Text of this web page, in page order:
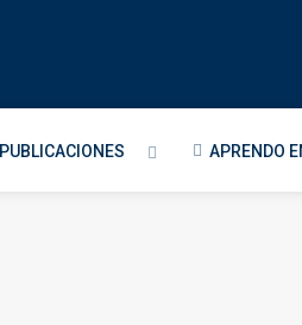
PUBLICACIONES APRENDO